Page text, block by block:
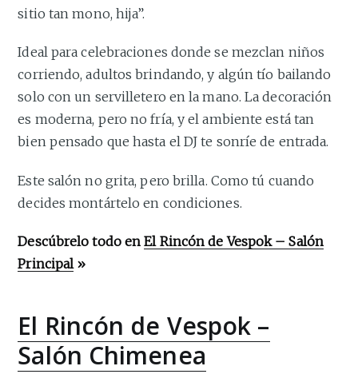
sitio tan mono, hija”.
Ideal para celebraciones donde se mezclan niños
corriendo, adultos brindando, y algún tío bailando
solo con un servilletero en la mano. La decoración
es moderna, pero no fría, y el ambiente está tan
bien pensado que hasta el DJ te sonríe de entrada.
Este salón no grita, pero brilla. Como tú cuando
decides montártelo en condiciones.
Descúbrelo todo enEl Rincón de Vespok – Salón
Principal»
El Rincón de Vespok –
Salón Chimenea